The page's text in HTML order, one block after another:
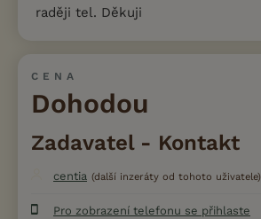
raději tel. Děkuji
CENA
Dohodou
Zadavatel - Kontakt
centia (další inzeráty od tohoto uživatele)
Pro zobrazení telefonu se přihlaste